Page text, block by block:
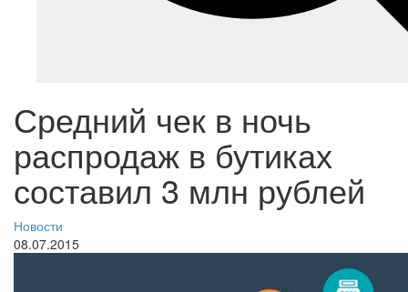
Средний чек в ночь
распродаж в бутиках
составил 3 млн рублей
Новости
08.07.2015